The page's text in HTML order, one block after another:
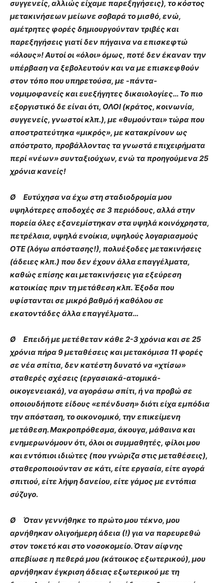
συγγενείς, αλλιώς είχαμε παρεξηγήσεις), το κόστος
μετακινήσεων μείωνε σοβαρά το μισθό, ενώ,
αμέτρητες φορές δημιουργούνταν τριβές και
παρεξηγήσεις γιατί δεν πήγαινα να επισκεφτώ
«όλους»! Αυτοί οι «όλοι» όμως, ποτέ δεν έκαναν την
υπέρβαση να ξεβολευτούν και να με επισκεφθούν
στον τόπο που υπηρετούσα, με -πάντα-
νομιμοφανείς και ευεξήγητες δικαιολογίες… Το πιο
εξοργιστικό δε είναι ότι, ΟΛΟΙ (κράτος, κοινωνία,
συγγενείς, γνωστοί κλπ.), με «θυμούνται» τώρα που
αποστρατεύτηκα «μικρός», με κατακρίνουν ως
απόστρατο, προβάλλοντας τα γνωστά επιχειρήματα
περί «νέων» συνταξιούχων, ενώ τα προηγούμενα 25
χρόνια κανείς!
Ø Ευτύχησα να έχω στη σταδιοδρομία μου
υψηλότερες αποδοχές σε 3 περιόδους, αλλά στην
πορεία όλες εξανεμίστηκαν στα υψηλά κοινόχρηστα,
πετρέλαια, υψηλά ενοίκια, υψηλούς λογαριασμούς
ΟΤΕ (λόγω απόστασης!), πολυέξοδες μετακινήσεις
(άδειες κλπ.) που δεν έχουν άλλα επαγγέλματα,
καθώς επίσης και μετακινήσεις για εξεύρεση
κατοικίας πριν τη μετάθεση κλπ. Έξοδα που
υφίστανται σε μικρό βαθμό ή καθόλου σε
εκατοντάδες άλλα επαγγέλματα…
Ø Επειδή με μετέθεταν κάθε 2-3 χρόνια και σε 25
χρόνια πήρα 9 μεταθέσεις και μετακόμισα 11 φορές
σε νέα σπίτια, δεν κατέστη δυνατό να «χτίσω»
σταθερές σχέσεις (εργασιακά-ατομικά-
οικογενειακά), να αγοράσω σπίτι, ή να προβώ σε
οποιουδήποτε είδους «επένδυση» διότι είχα εμπόδια
την απόσταση, το οικονομικό, την επικείμενη
μετάθεση. Μακροπρόθεσμα, άκουγα, μάθαινα και
ενημερωνόμουν ότι, όλοι οι συμμαθητές, φίλοι μου
και εντόπιοι ιδιώτες (που γνώριζα στις μεταθέσεις),
σταθεροποιούνταν σε κάτι, είτε εργασία, είτε αγορά
σπιτιού, είτε λήψη δανείου, είτε γάμος με εντόπια
σύζυγο.
Ø Όταν γεννήθηκε το πρώτο μου τέκνο, μου
αρνήθηκαν ολιγοήμερη άδεια (!) για να παρευρεθώ
στον τοκετό και στο νοσοκομείο. Όταν αίφνης
απεβίωσε η πεθερά μου (κάτοικος εξωτερικού), μου
αρνήθηκαν έγκριση άδειας εξωτερικού με τη